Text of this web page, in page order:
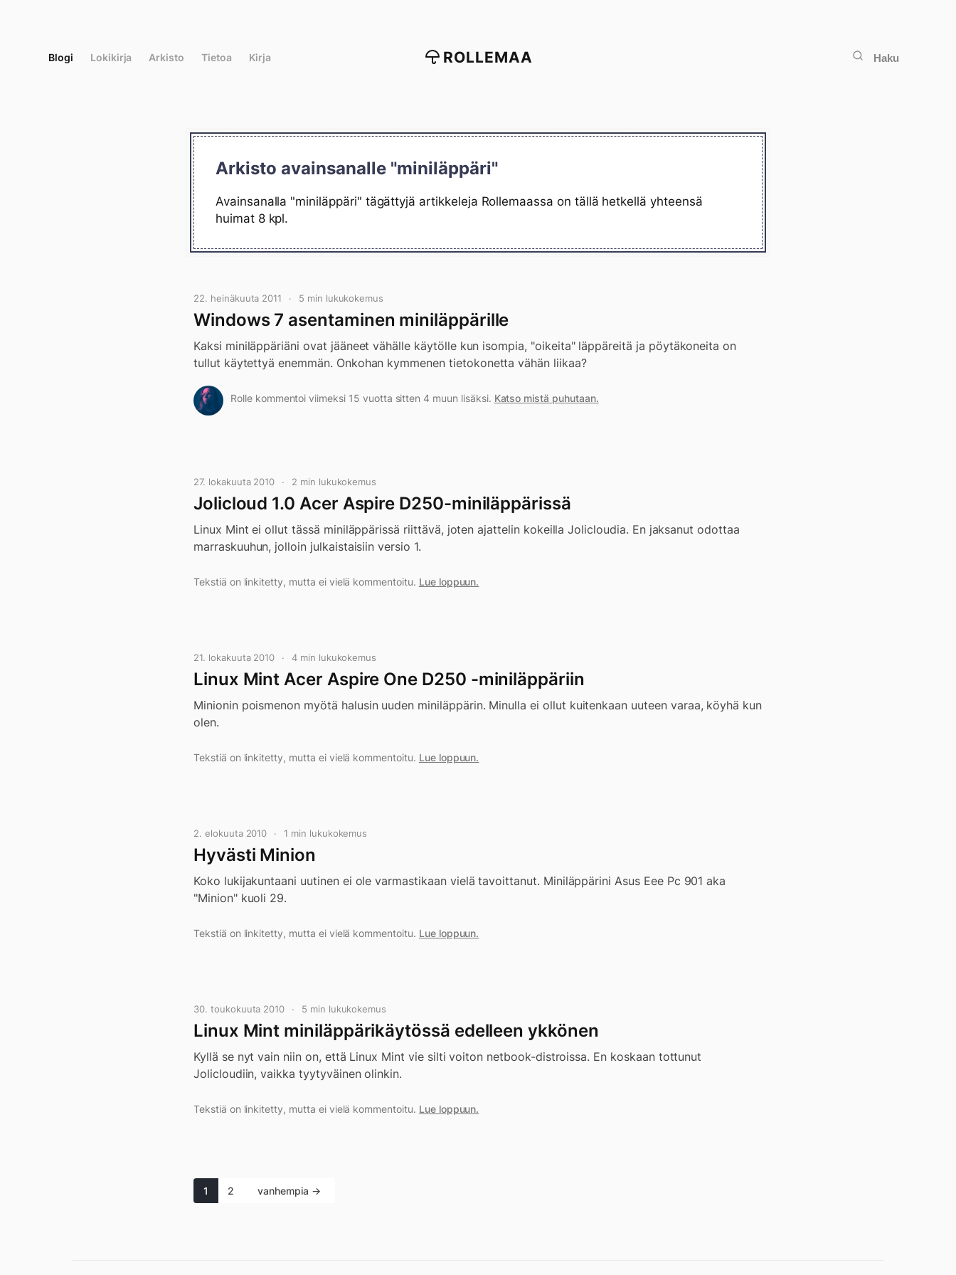
Blogi Lokikirja Arkisto Tietoa Kirja ROLLEMAA Haku
Arkisto avainsanalle "miniläppäri"
Avainsanalla "miniläppäri" tägättyjä artikkeleja Rollemaassa on tällä hetkellä yhteensä
huimat 8 kpl.
22. heinäkuuta 2011 5 min lukukokemus
Windows 7 asentaminen miniläppärille
Kaksi miniläppäriäni ovat jääneet vähälle käytölle kun isompia, "oikeita" läppäreitä ja pöytäkoneita on
tullut käytettyä enemmän. Onkohan kymmenen tietokonetta vähän liikaa?
Rolle kommentoi viimeksi 15 vuotta sitten 4 muun lisäksi. Katso mistä puhutaan.
27. lokakuuta 2010 2 min lukukokemus
Jolicloud 1.0 Acer Aspire D250-miniläppärissä
Linux Mint ei ollut tässä miniläppärissä riittävä, joten ajattelin kokeilla Jolicloudia. En jaksanut odottaa
marraskuuhun, jolloin julkaistaisiin versio 1.
Tekstiä on linkitetty, mutta ei vielä kommentoitu. Lue loppuun.
21. lokakuuta 2010 4 min lukukokemus
Linux Mint Acer Aspire One D250 -miniläppäriin
Minionin poismenon myötä halusin uuden miniläppärin. Minulla ei ollut kuitenkaan uuteen varaa, köyhä kun
olen.
Tekstiä on linkitetty, mutta ei vielä kommentoitu. Lue loppuun.
2. elokuuta 2010 1 min lukukokemus
Hyvästi Minion
Koko lukijakuntaani uutinen ei ole varmastikaan vielä tavoittanut. Miniläppärini Asus Eee Pc 901 aka
"Minion" kuoli 29.
Tekstiä on linkitetty, mutta ei vielä kommentoitu. Lue loppuun.
30. toukokuuta 2010 5 min lukukokemus
Linux Mint miniläppärikäytössä edelleen ykkönen
Kyllä se nyt vain niin on, että Linux Mint vie silti voiton netbook-distroissa. En koskaan tottunut
Jolicloudiin, vaikka tyytyväinen olinkin.
Tekstiä on linkitetty, mutta ei vielä kommentoitu. Lue loppuun.
1 2 vanhempia →